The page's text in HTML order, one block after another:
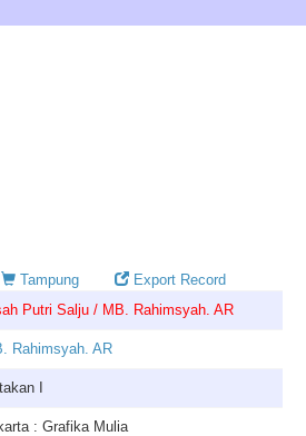
Tampung
Export Record
Putri Salju / MB. Rahimsyah. AR
Rahimsyah. AR
I
: Grafika Mulia